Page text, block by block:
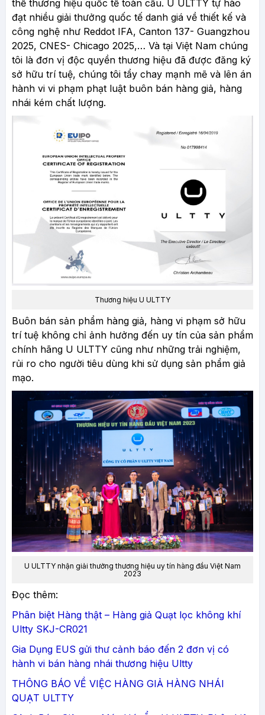
thế thương hiệu quốc tế toàn cầu. U ULTTY tự hào
đạt nhiều giải thưởng quốc tế danh giá về thiết kế và
công nghệ như Reddot IFA, Canton 137- Guangzhou
2025, CNES- Chicago 2025,… Và tại Việt Nam chúng
tôi là đơn vị độc quyền thương hiệu đã được đăng ký
sở hữu trí tuệ, chúng tôi tẩy chay mạnh mẽ và lên án
hành vi vi phạm phạt luật buôn bán hàng giả, hàng
nhái kém chất lượng.
Thương hiệu U ULTTY
Buôn bán sản phẩm hàng giả, hàng vi phạm sở hữu
trí tuệ không chỉ ảnh hưởng đến uy tín của sản phẩm
chính hãng U ULTTY cũng như những trải nghiệm,
rủi ro cho người tiêu dùng khi sử dụng sản phẩm giả
mạo.
U ULTTY nhận giải thưởng thương hiệu uy tín hàng đầu Việt Nam
2023
Đọc thêm:
Phân biệt Hàng thật – Hàng giả Quạt lọc không khí
Ultty SKJ-CR021
Gia Dụng EUS gửi thư cảnh báo đến 2 đơn vị có
hành vi bán hàng nhái thương hiệu Ultty
THÔNG BÁO VỀ VIỆC HÀNG GIẢ HÀNG NHÁI
QUẠT ULTTY